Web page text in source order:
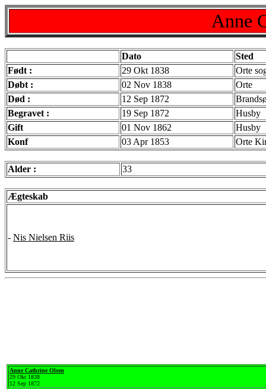
Anne
Dato
Sted
Født :
29 Okt 1838
Orte
Døbt :
02 Nov 1838
Orte
Død :
12 Sep 1872
Begravet :
19 Sep 1872
Husby
Gift
01 Nov 1862
Husby
Konf
03 Apr 1853 Orte
Alder : 33
Ægteskab
- Nis Nielsen Riis
Anne Cathrine Olsen
29 Okt 1838
12 Sep 1872